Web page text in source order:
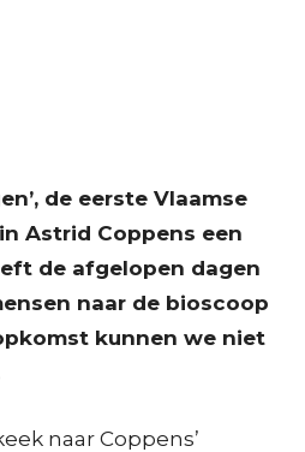
de eerste Vlaamse
Astrid Coppens een
de afgelopen dagen
naar de ­bioscoop
kunnen we niet
naar Coppens’